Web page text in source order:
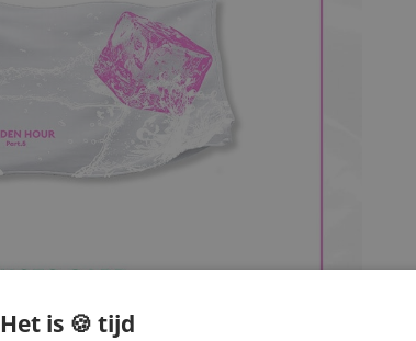
Het is 🍪 tijd